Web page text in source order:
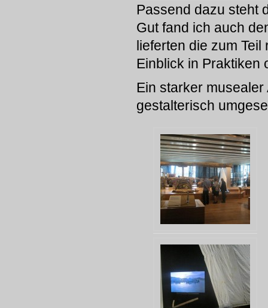
Passend dazu steht
Gut fand ich auch
lieferten die zum
Einblick in Praktiken
Ein starker
gestalterisch